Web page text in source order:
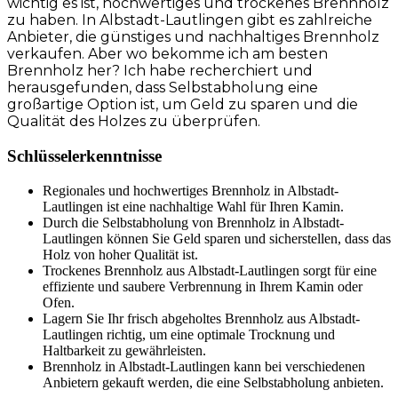
zu haben. In Albstadt-Lautlingen gibt es zahlreiche
Anbieter, die günstiges und nachhaltiges Brennholz
verkaufen. Aber wo bekomme ich am besten
Brennholz her? Ich habe recherchiert und
herausgefunden, dass Selbstabholung eine
großartige Option ist, um Geld zu sparen und die
Qualität des Holzes zu überprüfen.
Schlüsselerkenntnisse
Regionales und hochwertiges Brennholz in Albstadt-
Lautlingen ist eine nachhaltige Wahl für Ihren Kamin.
Durch die Selbstabholung von Brennholz in Albstadt-
Lautlingen können Sie Geld sparen und sicherstellen, dass das
Holz von hoher Qualität ist.
Trockenes Brennholz aus Albstadt-Lautlingen sorgt für eine
effiziente und saubere Verbrennung in Ihrem Kamin oder
Ofen.
Lagern Sie Ihr frisch abgeholtes Brennholz aus Albstadt-
Lautlingen richtig, um eine optimale Trocknung und
Haltbarkeit zu gewährleisten.
Brennholz in Albstadt-Lautlingen kann bei verschiedenen
Anbietern gekauft werden, die eine Selbstabholung anbieten.